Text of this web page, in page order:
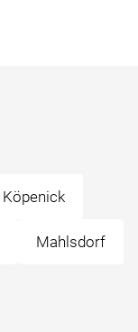
Köpenick
Mahlsdorf